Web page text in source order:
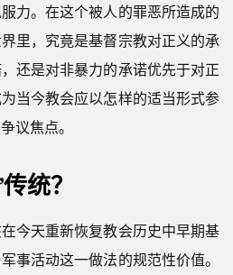
力。在这个被人的罪恶所造成的
里，究竟是基督宗教对正义的承
还是对非暴力的承诺优先于对正
当今教会应以怎样的适当形式参
议焦点。
统？
今天重新恢复教会历史中早期基
事活动这一做法的规范性价值。